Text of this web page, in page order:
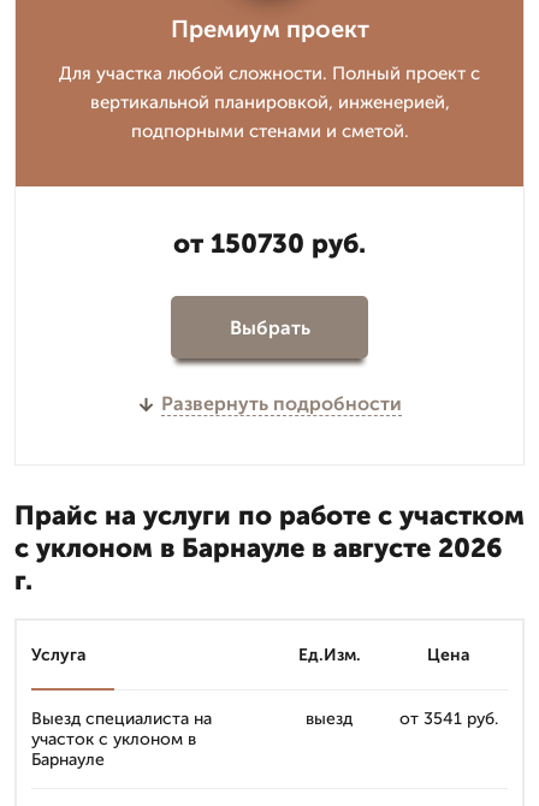
Премиум проект
Для участка любой сложности. Полный проект с
вертикальной планировкой, инженерией,
подпорными стенами и сметой.
от 150730 руб.
Выбрать
Развернуть подробности
Прайс на услуги по работе с участком
с уклоном в Барнауле в августе 2026
г.
Услуга Ед.Изм. Цена
Выезд специалиста на
участок с уклоном в
Барнауле
выезд от 3541 руб.